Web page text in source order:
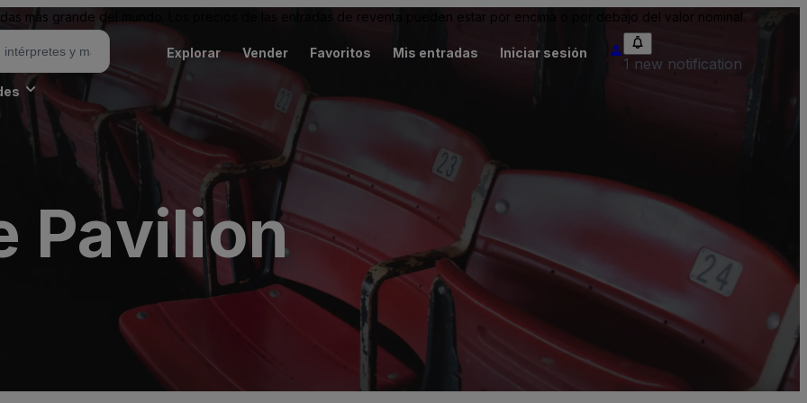
más grande del mundo. Los precios de las entradas de reventa pueden estar por encima o por debajo del valor nominal.
Explorar Vender Favoritos Mis entradas Iniciar sesión
1 new notification
Pavilion